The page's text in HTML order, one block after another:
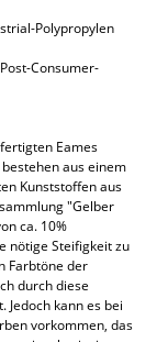
Polypropylen
Consumer-
Eames
aus einem
Kunststoffen aus
"Gelber
ca. 10%
nötige Steifigkeit zu
Farbtöne der
durch diese
kann es bei
vorkommen, das